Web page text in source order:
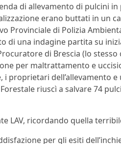
di allevamento di pulcini
erano buttati in un
Provinciale di Polizia
di una indagine partita su
di Brescia (lo stesso
per maltrattamento e
i proprietari dell’allevamento
riuscì a salvare 74
LAV, ricordando quella
per gli esiti